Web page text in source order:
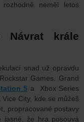
neměl letos
krále
snad už opravdu
Games. Grand
5 a Xbox Series
City, kde se můžeš
propracované postavy
jasné, že hra posouvá